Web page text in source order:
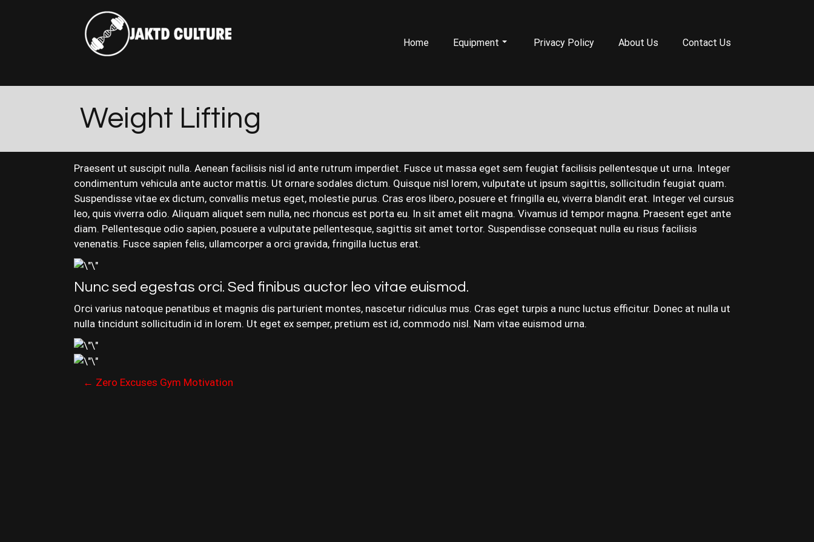
Home Equipment Privacy Policy About Us Contact Us
Weight Lifting
Praesent ut suscipit nulla. Aenean facilisis nisl id ante rutrum imperdiet. Fusce ut massa eget sem feugiat facilisis pellentesque ut urna. Integer
condimentum vehicula ante auctor mattis. Ut ornare sodales dictum. Quisque nisl lorem, vulputate ut ipsum sagittis, sollicitudin feugiat quam.
Suspendisse vitae ex dictum, convallis metus eget, molestie purus. Cras eros libero, posuere et fringilla eu, viverra blandit erat. Integer vel cursus
leo, quis viverra odio. Aliquam aliquet sem nulla, nec rhoncus est porta eu. In sit amet elit magna. Vivamus id tempor magna. Praesent eget ante
diam. Pellentesque odio sapien, posuere a vulputate pellentesque, sagittis sit amet tortor. Suspendisse consequat nulla eu risus facilisis
venenatis. Fusce sapien felis, ullamcorper a orci gravida, fringilla luctus erat.
Nunc sed egestas orci. Sed finibus auctor leo vitae euismod.
Orci varius natoque penatibus et magnis dis parturient montes, nascetur ridiculus mus. Cras eget turpis a nunc luctus efficitur. Donec at nulla ut
nulla tincidunt sollicitudin id in lorem. Ut eget ex semper, pretium est id, commodo nisl. Nam vitae euismod urna.
P
← Zero Excuses Gym Motivation